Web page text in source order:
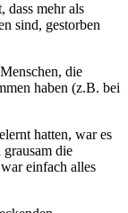
dass mehr als
sind, gestorben
die
haben (z.B. bei
hatten, war es
die
einfach alles